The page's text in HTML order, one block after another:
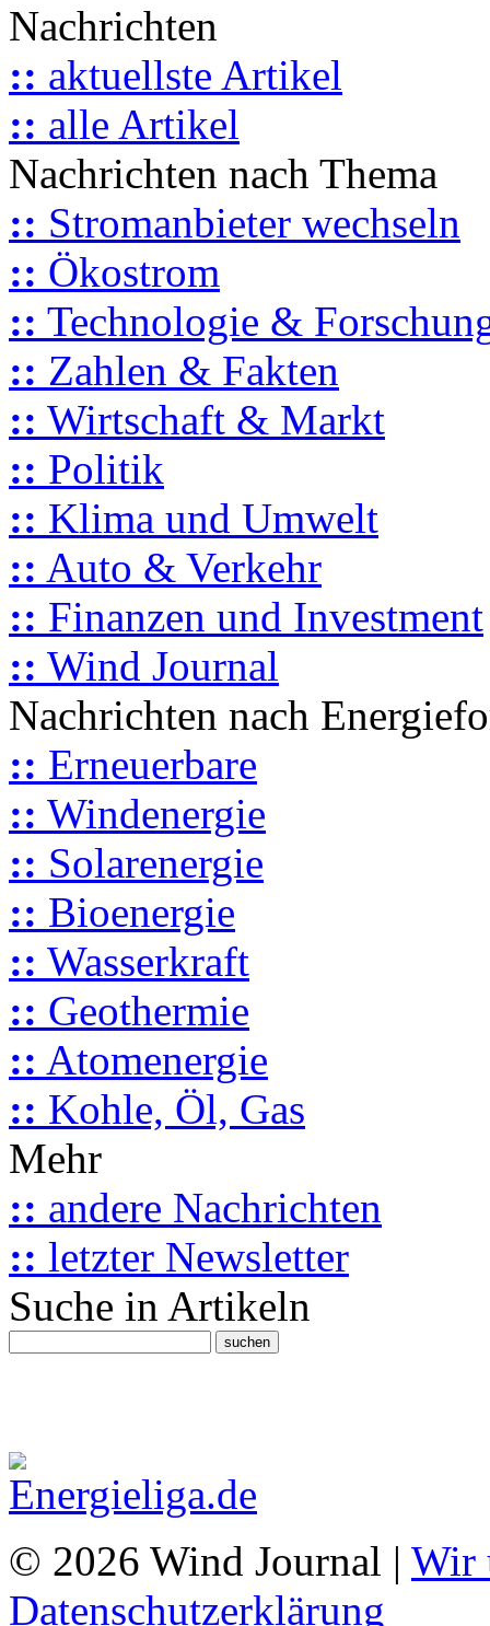
Nachrichten
:: aktuellste Artikel
:: alle Artikel
Nachrichten nach Thema
:: Stromanbieter wechseln
:: Ökostrom
:: Technologie &
:: Zahlen & Fakten
:: Wirtschaft & Markt
:: Politik
:: Klima und Umwelt
:: Auto & Verkehr
:: Finanzen und Investment
:: Wind Journal
Nachrichten nach
:: Erneuerbare
:: Windenergie
:: Solarenergie
:: Bioenergie
:: Wasserkraft
:: Geothermie
:: Atomenergie
:: Kohle, Öl, Gas
Mehr
:: andere Nachrichten
:: letzter Newsletter
Suche in Artikeln
© 2026 Wind Journal | Wir
Datenschutzerklärung